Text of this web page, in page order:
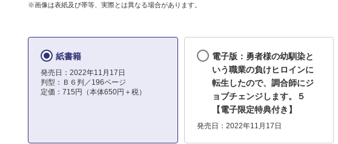
※画像は表紙及び帯等、実際とは異なる場合があります。
紙書籍
発売日：2022年11月17日
判型：Ｂ６判／196ページ
定価：715円（本体650円＋税）
電子版：勇者様の幼馴染と
いう職業の負けヒロインに
転生したので、調合師にジ
ョブチェンジします。５
【電子限定特典付き】
発売日：2022年11月17日